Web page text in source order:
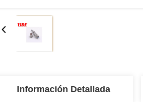
Información Detallada